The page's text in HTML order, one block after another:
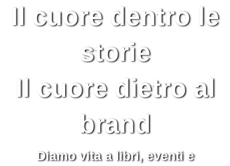
Il cuore dentro le
storie
Il cuore dietro al
brand
Diamo vita a libri, eventi e